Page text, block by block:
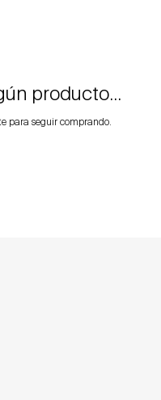
producto...
para seguir comprando.